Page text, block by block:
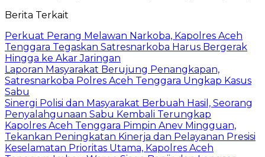
Berita Terkait
Perkuat Perang Melawan Narkoba, Kapolres Aceh
Tenggara Tegaskan Satresnarkoba Harus Bergerak
Hingga ke Akar Jaringan
Laporan Masyarakat Berujung Penangkapan,
Satresnarkoba Polres Aceh Tenggara Ungkap Kasus
Sabu
Sinergi Polisi dan Masyarakat Berbuah Hasil, Seorang
Penyalahgunaan Sabu Kembali Terungkap
Kapolres Aceh Tenggara Pimpin Anev Mingguan,
Tekankan Peningkatan Kinerja dan Pelayanan Presisi
Keselamatan Prioritas Utama, Kapolres Aceh